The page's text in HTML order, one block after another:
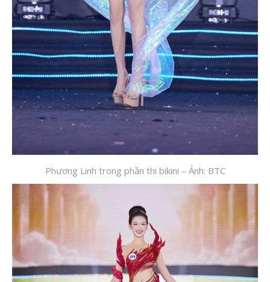
Phương Linh trong phần thi bikini – Ảnh: BTC